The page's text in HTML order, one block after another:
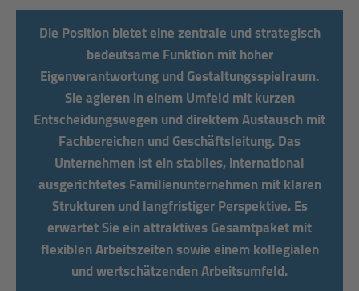
Die Position bietet eine zentrale und strategisch
bedeutsame Funktion mit hoher
Eigenverantwortung und Gestaltungsspielraum.
Sie agieren in einem Umfeld mit kurzen
Entscheidungswegen und direktem Austausch mit
Fachbereichen und Geschäftsleitung. Das
Unternehmen ist ein stabiles, international
ausgerichtetes Familienunternehmen mit klaren
Strukturen und langfristiger Perspektive. Es
erwartet Sie ein attraktives Gesamtpaket mit
flexiblen Arbeitszeiten sowie einem kollegialen
und wertschätzenden Arbeitsumfeld.